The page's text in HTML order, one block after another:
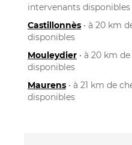
intervenants disponibles
Castillonnès • à 20 km
disponibles
Mouleydier • à 20 km
disponibles
Maurens • à 21 km de
disponibles